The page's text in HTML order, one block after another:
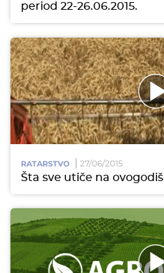
period 22-26.06.2015.
RATARSTVO 27/06/2015
Šta sve utiče na